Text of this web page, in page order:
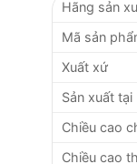
Hãng sản
Mã sản
Xuất xứ
Sản xuất tại
Chiều cao
Chiều cao